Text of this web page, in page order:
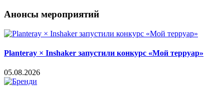
Анонсы мероприятий
Planteray × Inshaker запустили конкурс «Мой терруар»
05.08.2026